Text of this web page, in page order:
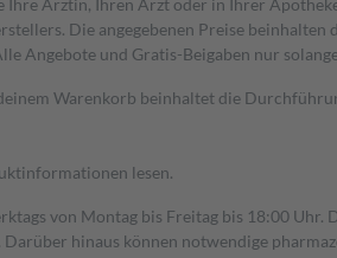
Ihre Ärztin, Ihren Arzt oder in Ihrer
Die angegebenen Preise beinhalten
Angebote und Gratis-Beigaben nur
Warenkorb beinhaltet die
lesen.
von Montag bis Freitag bis 18:00
hinaus können notwendige